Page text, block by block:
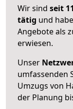
Wir sind seit
tätig und
Angebote als
erwiesen.
Unser
umfassenden
Umzugs von
der Planung